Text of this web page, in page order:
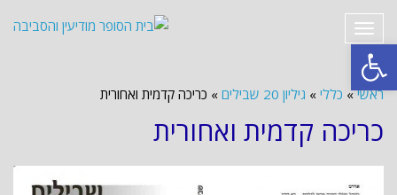
פתח סרגל נגישות
תפריט
ראשי » כללי » גיליון 20 שבילים » כריכה קדמית ואחורית
כריכה קדמית ואחורית